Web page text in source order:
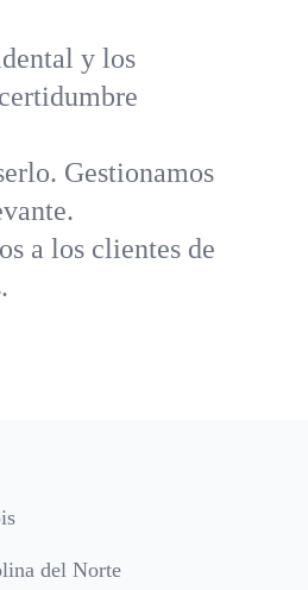
y los
Gestionamos
a los clientes de
del Norte